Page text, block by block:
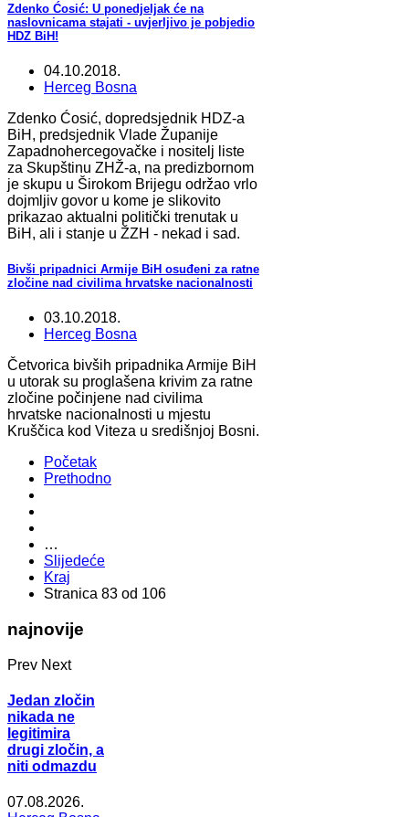
Zdenko Ćosić: U ponedjeljak će na
naslovnicama stajati - uvjerljivo je pobjedio
HDZ BiH!
04.10.2018.
Herceg Bosna
Zdenko Ćosić, dopredsjednik HDZ-a
BiH, predsjednik Vlade Županije
Zapadnohercegovačke i nositelj liste
za Skupštinu ZHŽ-a, na predizbornom
je skupu u Širokom Brijegu održao vrlo
dojmljiv govor u kome je slikovito
prikazao aktualni politički trenutak u
BiH, ali i stanje u ŽZH - nekad i sad.
Bivši pripadnici Armije BiH osuđeni za ratne
zločine nad civilima hrvatske nacionalnosti
03.10.2018.
Herceg Bosna
Četvorica bivših pripadnika Armije BiH
u utorak su proglašena krivim za ratne
zločine počinjene nad civilima
hrvatske nacionalnosti u mjestu
Kruščica kod Viteza u središnjoj Bosni.
Početak
Prethodno
…
Slijedeće
Kraj
Stranica 83 od 106
najnovije
Prev Next
Jedan zločin
nikada ne
legitimira
drugi zločin, a
niti odmazdu
07.08.2026.